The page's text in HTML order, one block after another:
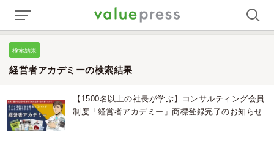
検索結果
経営者アカデミーの検索結果
【1500名以上の社長が学ぶ】コンサルティング会員
制度「経営者アカデミー」商標登録完了のお知らせ